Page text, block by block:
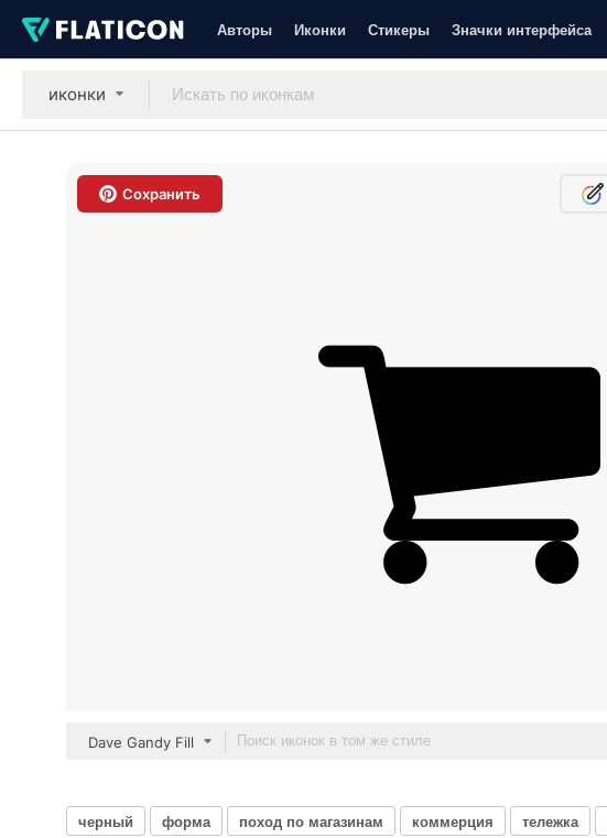
Авторы Иконки Стикеры Значки интерфейса
иконки
Сохранить
Dave Gandy Fill
черный форма поход по магазинам коммерция тележка